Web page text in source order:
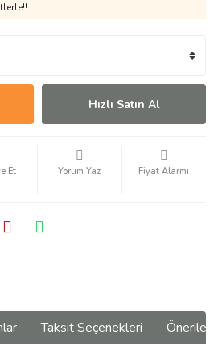
Hızlı Satın Al
Et Yorum Yaz Fiyat Alarmı
Taksit Seçenekleri